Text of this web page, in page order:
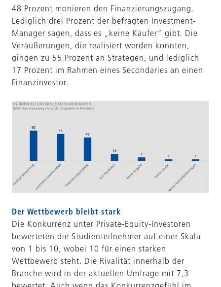
48 Prozent monieren den Finanzierungszugang.
Lediglich drei Prozent der befragten Investment-
Manager sagen, dass es „keine Käufer“ gibt. Die
Veräußerungen, die realisiert werden konnten,
gingen zu 55 Prozent an Strategen, und lediglich
17 Prozent im Rahmen eines Secondaries an einen
Finanzinvestor.
Der Wettbewerb bleibt stark
Die Konkurrenz unter Private-Equity-Investoren
bewerteten die Studienteilnehmer auf einer Skala
von 1 bis 10, wobei 10 für einen starken
Wettbewerb steht. Die Rivalität innerhalb der
Branche wird in der aktuellen Umfrage mit 7,3